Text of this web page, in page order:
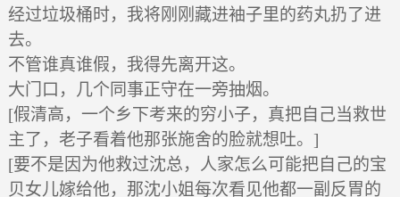
经过垃圾桶时，我将刚刚藏进袖子里的药丸扔了进
去。
不管谁真谁假，我得先离开这。
大门口，几个同事正守在一旁抽烟。
[假清高，一个乡下考来的穷小子，真把自己当救世
主了，老子看着他那张施舍的脸就想吐。]
[要不是因为他救过沈总，人家怎么可能把自己的宝
贝女儿嫁给他，那沈小姐每次看见他都一副反胃的